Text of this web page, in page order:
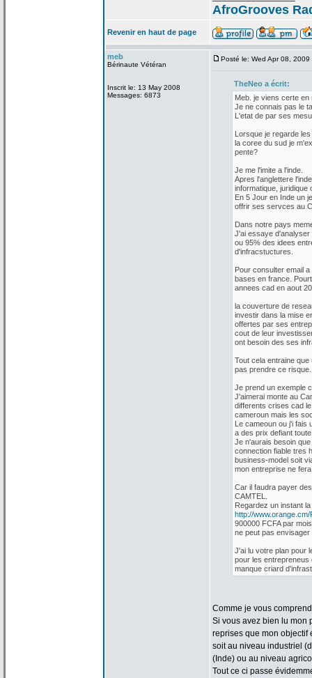
AfroGrooves
Revenir en haut de page
meb
Bérinaute Vétéran
Inscrit le: 13 May 2008
Messages: 6873
Posté le: Wed Apr 08, 2009
TheNeo a écrit:
Meb. je viens certe en
Je ne connais pas le
L'etat de par ses
Lorsque je regarde
la coree du sud je
pente?
Je me l'imite a l'inde.
Apres l'anglettere
informatique, juridique
En 5 Jour en Inde un
offrir ses servces au
Dans notre pays
J'ai essaye d'analyser
ou 95% des idees
d'infracstuctures.
Pour consulter email a
bases en france.
annees cad en aout
la couverture de
investir dans la mise
offertes par ses
cout de leur
ont besoin des ses
Tout cela entraine
pas prendre ce risque.
Je prend un exemple
J'aimerai monte au
differents crises cad
cameroun mais les
Le cameoun ou j'i fais
a des prix defiant
Je n'aurais besoin que
connection fiable tres
business-model soit
mon entreprise ne
Car il faudra payer
CAMTEL.
Regardez un instant la
http://
900000 FCFA par
ne peut pas envisager
J'ai lu votre plan pour
pour les entrepreneus
manque criard
Comme je vous
Si vous avez bien lu mon
reprises que mon objectif
soit au niveau industriel
(Inde) ou au niveau
Tout ce ci passe